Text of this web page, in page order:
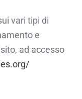
vari tipi di
e
ad accesso